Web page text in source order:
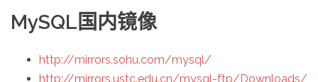
MySQL国内镜像
http://mirrors.sohu.com/mysql/
http://mirrors.ustc.edu.cn/mysql-ftp/Downloads/